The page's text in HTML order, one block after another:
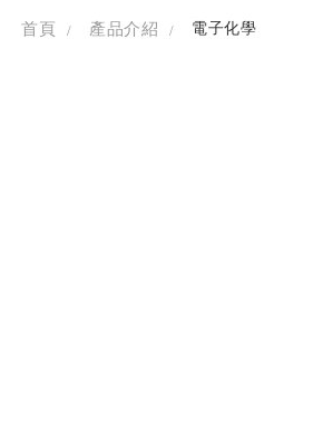
首頁 產品介紹 電子化學